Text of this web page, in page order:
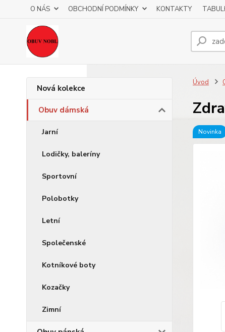
O NÁS OBCHODNÍ PODMÍNKY KONTAKTY
Nová kolekce
Obuv dámská
Jarní
Lodičky, baleríny
Sportovní
Polobotky
Letní
Společenské
Kotníkové boty
Kozačky
Zimní
Úvod
Novinka